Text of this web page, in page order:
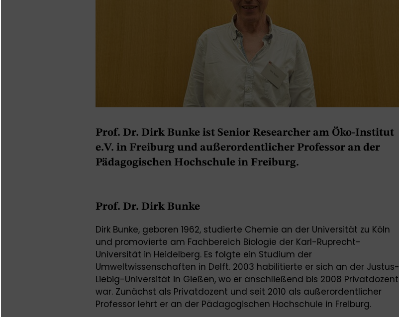
Prof. Dr. Dirk Bunke ist Senior Researcher am Öko-Institut
e.V. in Freiburg und außerordentlicher Professor an der
Pädagogischen Hochschule in Freiburg.
Prof. Dr. Dirk Bunke
Dirk Bunke, geboren 1962, studierte Chemie an der Universität zu Köln
und promovierte am Fachbereich Biologie der Karl-Ruprecht-
Universität in Heidelberg. Es folgte ein Studium der
Umweltwissenschaften in Delft. 2003 habilitierte er sich an der Justus-
Liebig-Universität in Gießen, wo er anschließend bis 2008 Privatdozent
war. Zunächst als Privatdozent und seit 2010 als außerordentlicher
Professor lehrt er an der Pädagogischen Hochschule in Freiburg.